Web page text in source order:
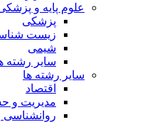
علوم پایه و پزشکی
پزشکی
زیست شناسی
شیمی
سایر رشته های
سایر رشته ها
اقتصاد
مدیریت و
روانشناسی و